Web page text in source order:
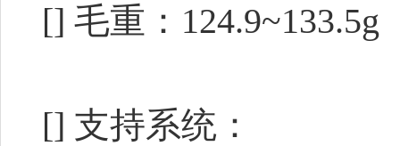
[] 毛重：124.9~133.5g
[] 支持系统：